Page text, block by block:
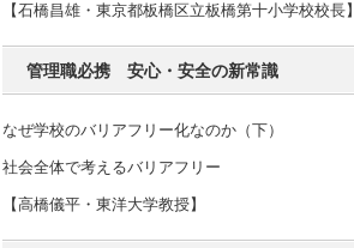
【石橋昌雄・東京都板橋区立板橋第十小学校校長】
管理職必携 安心・安全の新常識
なぜ学校のバリアフリー化なのか（下）
社会全体で考えるバリアフリー
【高橋儀平・東洋大学教授】